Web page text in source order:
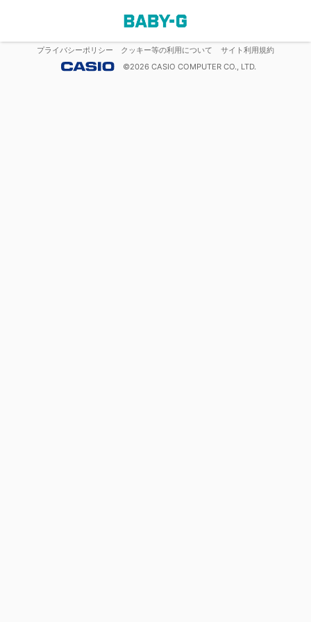
プライバシーポリシー クッキー等の利用について
サイト利用規約
©2026 CASIO COMPUTER CO., LTD.